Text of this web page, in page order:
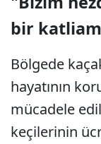
bir
Bölgede
hayatının
mücadele
keçilerinin